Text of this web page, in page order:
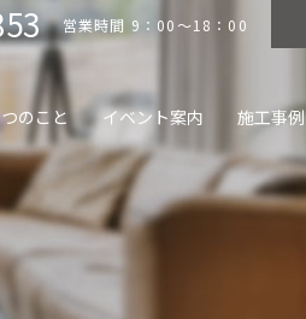
のこと イベント案内 施工事例
営業時間 9：00～18：00